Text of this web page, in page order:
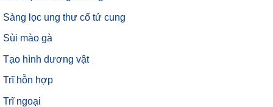
Sàng lọc ung thư cổ tử cung
Sùi mào gà
Tạo hình dương vật
Trĩ hỗn hợp
Trĩ ngoại